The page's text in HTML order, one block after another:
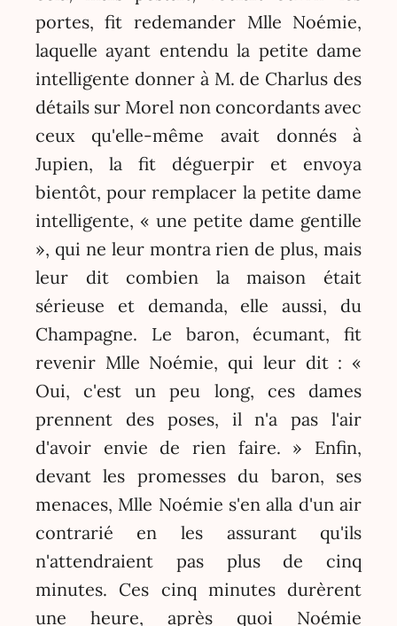
portes, fit redemander Mlle Noémie,
laquelle ayant entendu la petite dame
intelligente donner à M. de Charlus des
détails sur Morel non concordants avec
ceux qu'elle-même avait donnés à
Jupien, la fit déguerpir et envoya
bientôt, pour remplacer la petite dame
intelligente, « une petite dame gentille
», qui ne leur montra rien de plus, mais
leur dit combien la maison était
sérieuse et demanda, elle aussi, du
Champagne. Le baron, écumant, fit
revenir Mlle Noémie, qui leur dit : «
Oui, c'est un peu long, ces dames
prennent des poses, il n'a pas l'air
d'avoir envie de rien faire. » Enfin,
devant les promesses du baron, ses
menaces, Mlle Noémie s'en alla d'un air
contrarié en les assurant qu'ils
n'attendraient pas plus de cinq
minutes. Ces cinq minutes durèrent
une heure, après quoi Noémie